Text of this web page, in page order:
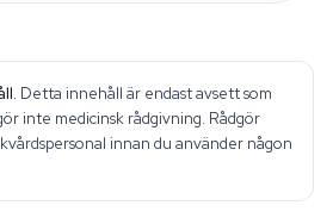
Detta innehåll är endast avsett som
inte medicinsk rådgivning. Rådgör
innan du använder någon